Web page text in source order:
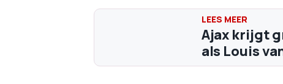
Ajax krijgt
als Louis